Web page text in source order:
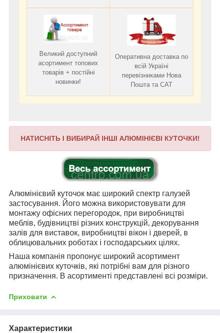
Великий доступний
асортимент топових
товарів + постійні
новинки!
Оперативна доставка по
всій Україні
перевізниками Нова
Пошта та САТ
НАТИСНІТЬ І ВИБИРАЙ ІНШІ АЛЮМІНІЄВІ КУТОЧКИ!
Алюмінієвий куточок має широкий спектр галузей
застосування. Його можна використовувати для
монтажу офісних перегородок, при виробництві
меблів, будівництві різних конструкцій, декорування
залів для виставок, виробництві вікон і дверей, в
облицювальних роботах і господарських цілях.
Наша компанія пропонує широкий асортимент
алюмінієвих куточків, які потрібні вам для різного
призначення. В асортименті представлені всі розміри.
Приховати
Характеристики